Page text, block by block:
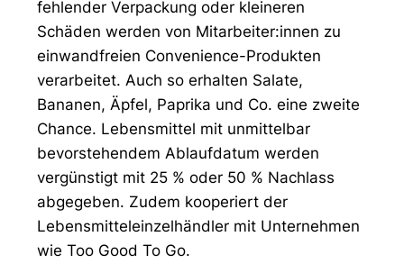
fehlender Verpackung oder kleineren
Schäden werden von Mitarbeiter:innen zu
einwandfreien Convenience-Produkten
verarbeitet. Auch so erhalten Salate,
Bananen, Äpfel, Paprika und Co. eine zweite
Chance. Lebensmittel mit unmittelbar
bevorstehendem Ablaufdatum werden
vergünstigt mit 25 % oder 50 % Nachlass
abgegeben. Zudem kooperiert der
Lebensmitteleinzelhändler mit Unternehmen
wie Too Good To Go.